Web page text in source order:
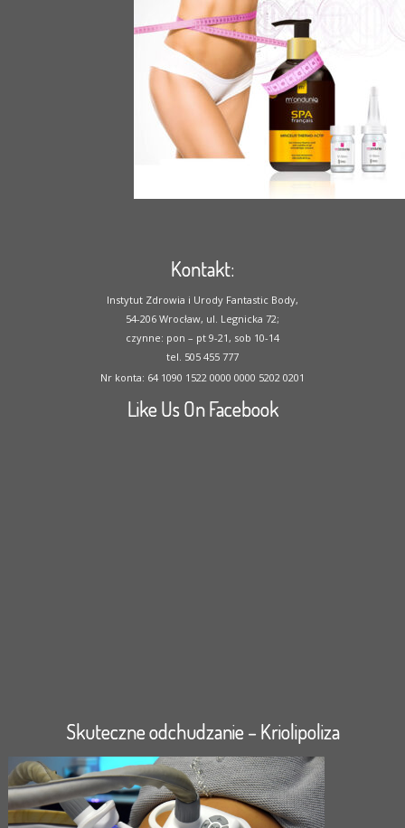
Kontakt:
Instytut Zdrowia i Urody Fantastic Body,
54-206 Wrocław, ul. Legnicka 72;
czynne: pon – pt 9-21, sob 10-14
tel. 505 455 777
Nr konta: 64 1090 1522 0000 0000 5202 0201
Like Us On Facebook
Skuteczne odchudzanie – Kriolipoliza